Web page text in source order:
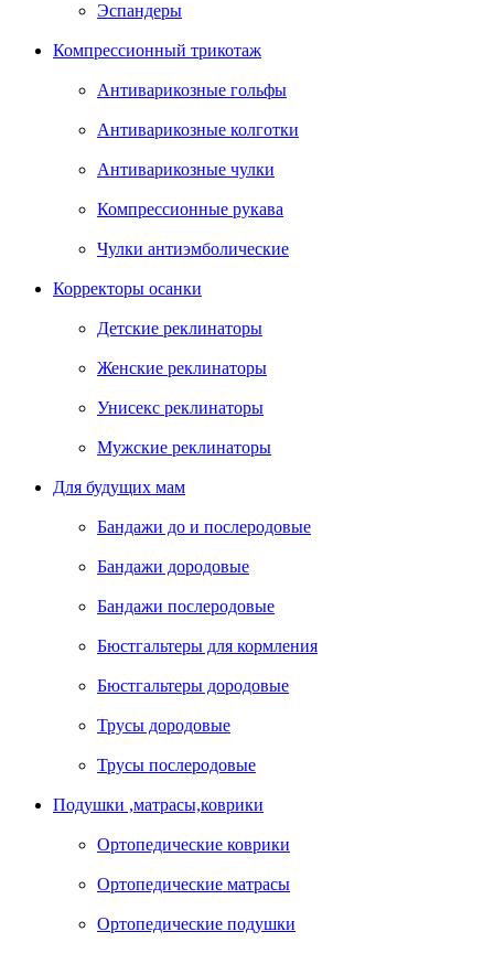
Эспандеры
Компрессионный трикотаж
Антиварикозные гольфы
Антиварикозные колготки
Антиварикозные чулки
Компрессионные рукава
Чулки антиэмболические
Корректоры осанки
Детские реклинаторы
Женские реклинаторы
Унисекс реклинаторы
Мужские реклинаторы
Для будущих мам
Бандажи до и послеродовые
Бандажи дородовые
Бандажи послеродовые
Бюстгальтеры для кормления
Бюстгальтеры дородовые
Трусы дородовые
Трусы послеродовые
Подушки ,матрасы,коврики
Ортопедические коврики
Ортопедические матрасы
Ортопедические подушки